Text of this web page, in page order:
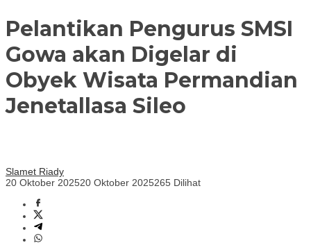
Pelantikan Pengurus SMSI
Gowa akan Digelar di
Obyek Wisata Permandian
Jenetallasa Sileo
Slamet Riady
20 Oktober 202520 Oktober 2025265 Dilihat